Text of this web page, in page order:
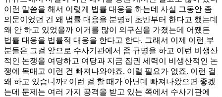
이런 말씀을 해서 이렇게 법률 대응을 하는데 사실 그동안 좀
의문이었던 건 왜 법률 대응을 분명히 초반부터 한다고 했는데
왜 안 하고 있었을까 이거를 많이 의구심을 가졌는데 어쨌든
법률 대응을 법률적 대응을 한다고 한다. 그래서 이제 이런 부
분들은 그걸 앞으로 수사기관에서 좀 규명을 하고 이런 비생산
적인 논쟁을 여당하고 여당과 지금 집권 세력이 비생산적인 논
쟁에 목매고 이런 건 빠져나와야죠. 이럴 필요가 없죠. 이런 걸
왜 하고 있습니까? 이런 걸 할 때가 아닌데 빠져나왔으면 좋겠
는데 문제는 여러 가지 공격을 받고 있는 쪽에서 수사기관에